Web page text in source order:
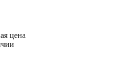
цена